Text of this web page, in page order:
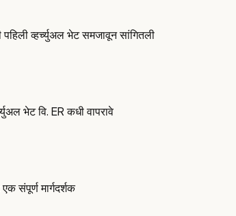
व्हर्च्युअल भेट समजावून सांगितली
भेट वि. ER कधी वापरावे
संपूर्ण मार्गदर्शक